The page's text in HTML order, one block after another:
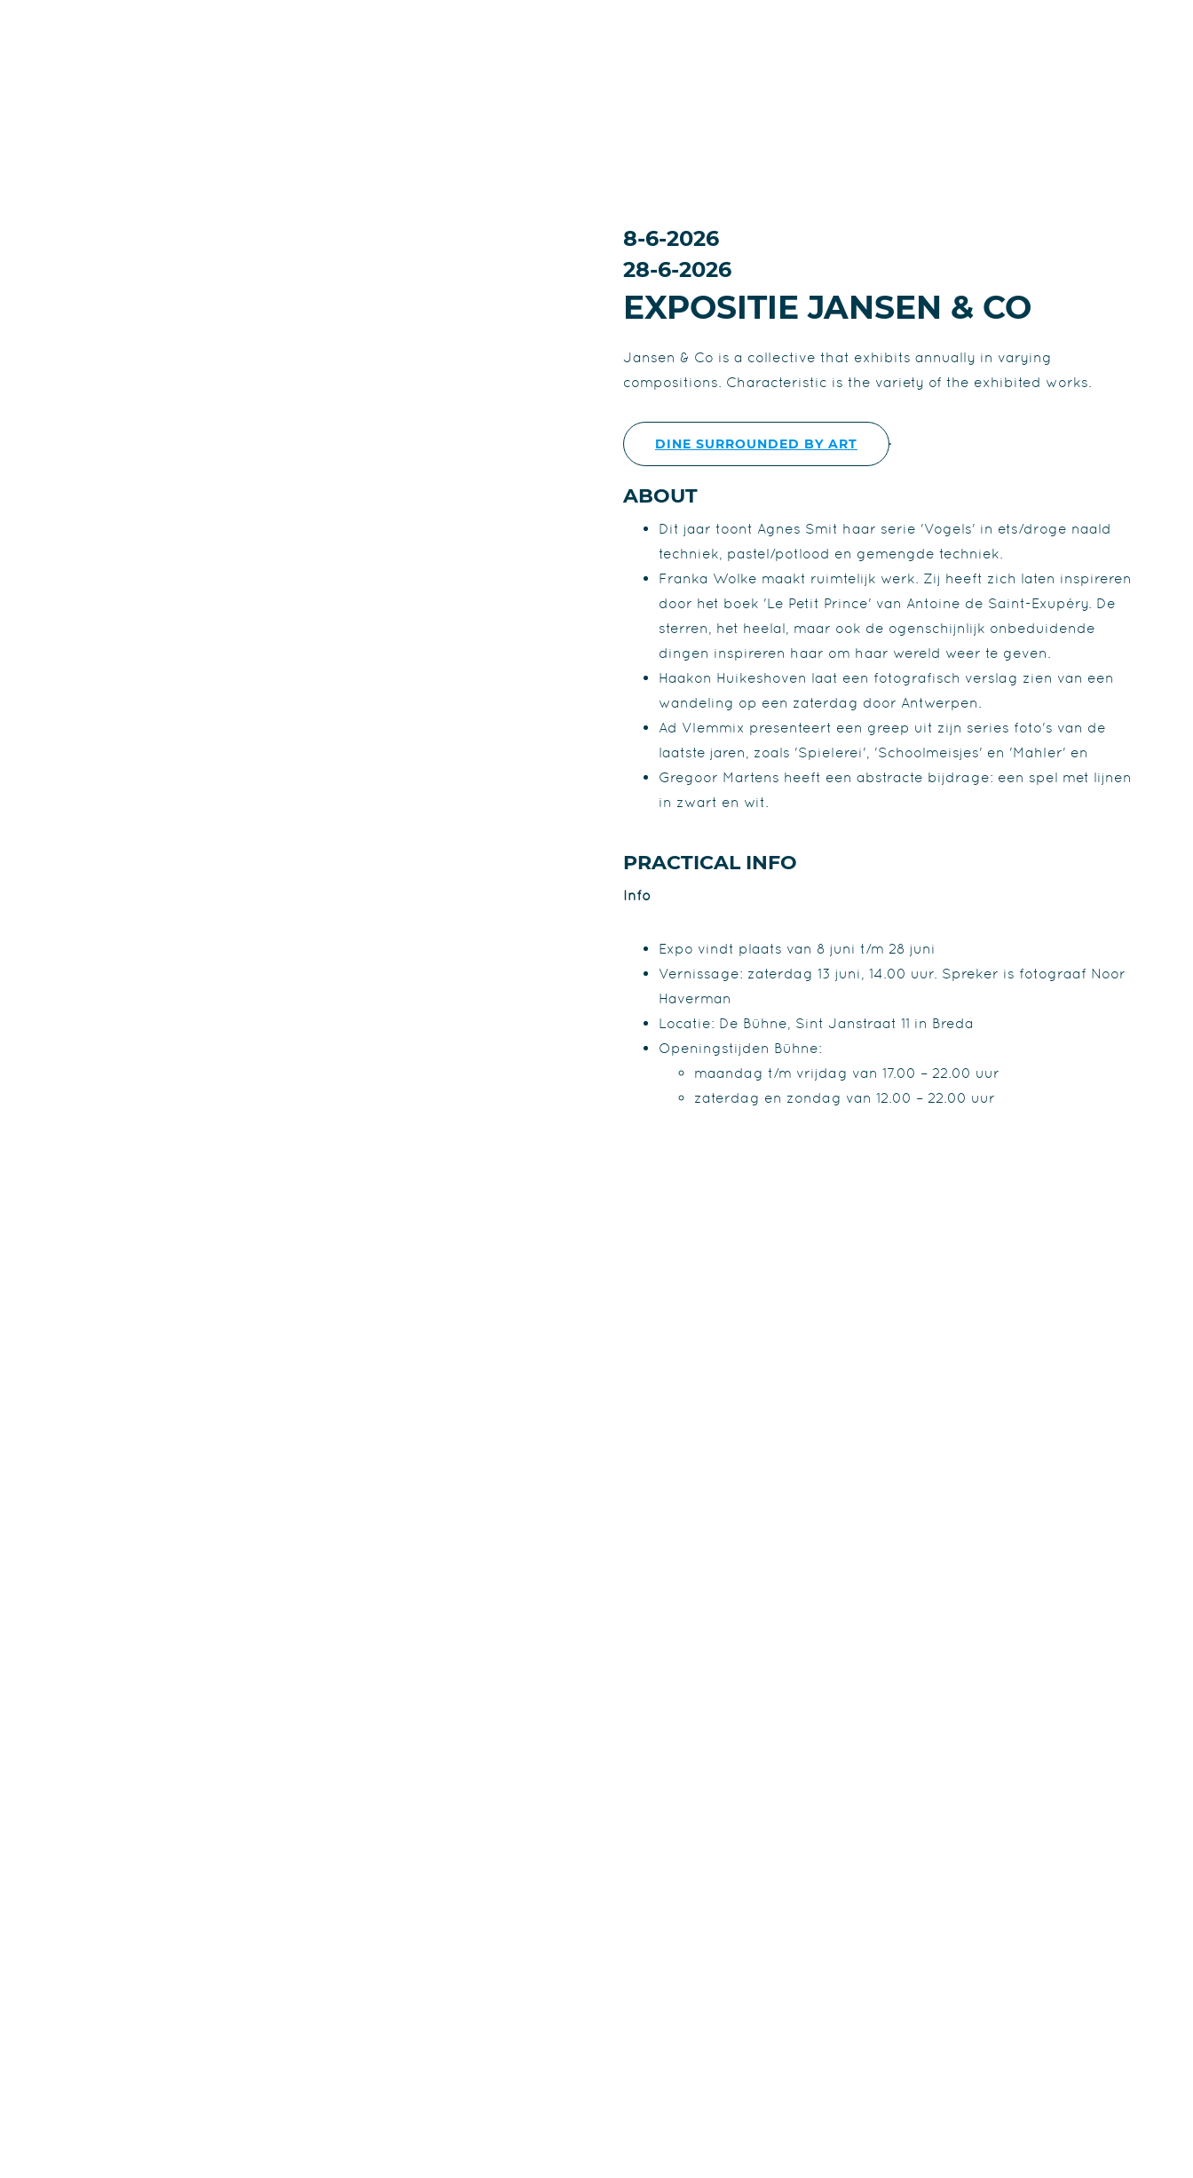
8-6-2026
28-6-2026
EXPOSITIE JANSEN & CO
Jansen & Co is a collective that exhibits annually in varying
compositions. Characteristic is the variety of the exhibited works.
DINE SURROUNDED BY ART
ABOUT
Dit jaar toont Agnes Smit haar serie 'Vogels' in ets/droge naald
techniek, pastel/potlood en gemengde techniek.
Franka Wolke maakt ruimtelijk werk. Zij heeft zich laten inspireren
door het boek 'Le Petit Prince' van Antoine de Saint-Exupéry. De
sterren, het heelal, maar ook de ogenschijnlijk onbeduidende
dingen inspireren haar om haar wereld weer te geven.
Haakon Huikeshoven laat een fotografisch verslag zien van een
wandeling op een zaterdag door Antwerpen.
Ad Vlemmix presenteert een greep uit zijn series foto's van de
laatste jaren, zoals 'Spielerei', 'Schoolmeisjes' en 'Mahler' en
Gregoor Martens heeft een abstracte bijdrage: een spel met lijnen
in zwart en wit.
PRACTICAL INFO
Info
Expo vindt plaats van 8 juni t/m 28 juni
Vernissage: zaterdag 13 juni, 14.00 uur. Spreker is fotograaf Noor
Haverman
Locatie: De Bühne, Sint Janstraat 11 in Breda
Openingstijden Bühne:
maandag t/m vrijdag van 17.00 – 22.00 uur
zaterdag en zondag van 12.00 – 22.00 uur